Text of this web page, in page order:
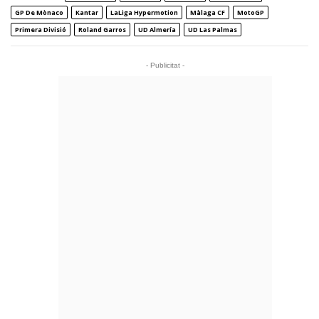
GP De Mònaco
Kantar LaLiga Hypermotion Màlaga CF
MotoGP
Primera Divisió
Roland Garros UD Almería UD Las Palmas
- Publicitat -